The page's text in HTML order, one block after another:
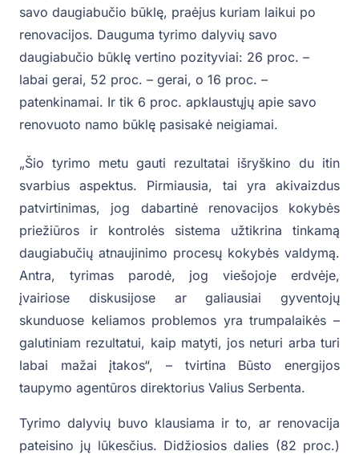
savo daugiabučio būklę, praėjus kuriam laikui po
renovacijos. Dauguma tyrimo dalyvių savo
daugiabučio būklę vertino pozityviai: 26 proc. –
labai gerai, 52 proc. – gerai, o 16 proc. –
patenkinamai. Ir tik 6 proc. apklaustųjų apie savo
renovuoto namo būklę pasisakė neigiamai.
„Šio tyrimo metu gauti rezultatai išryškino du itin
svarbius aspektus. Pirmiausia, tai yra akivaizdus
patvirtinimas, jog dabartinė renovacijos kokybės
priežiūros ir kontrolės sistema užtikrina tinkamą
daugiabučių atnaujinimo procesų kokybės valdymą.
Antra, tyrimas parodė, jog viešojoje erdvėje,
įvairiose diskusijose ar galiausiai gyventojų
skunduose keliamos problemos yra trumpalaikės –
galutiniam rezultatui, kaip matyti, jos neturi arba turi
labai mažai įtakos“, – tvirtina Būsto energijos
taupymo agentūros direktorius Valius Serbenta.
Tyrimo dalyvių buvo klausiama ir to, ar renovacija
pateisino jų lūkesčius. Didžiosios dalies (82 proc.)